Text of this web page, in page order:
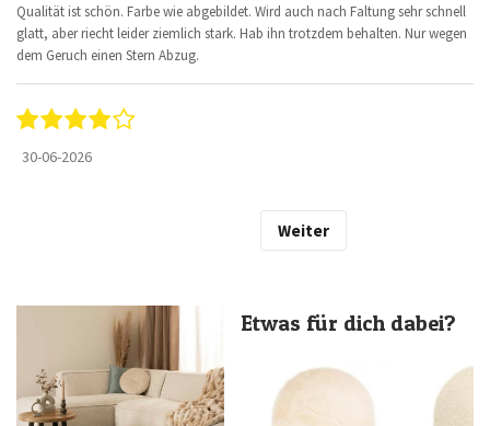
Qualität ist schön. Farbe wie abgebildet. Wird auch nach Faltung sehr schnell
glatt, aber riecht leider ziemlich stark. Hab ihn trotzdem behalten. Nur wegen
dem Geruch einen Stern Abzug.
30-06-2026
Weiter
Etwas für dich dabei?